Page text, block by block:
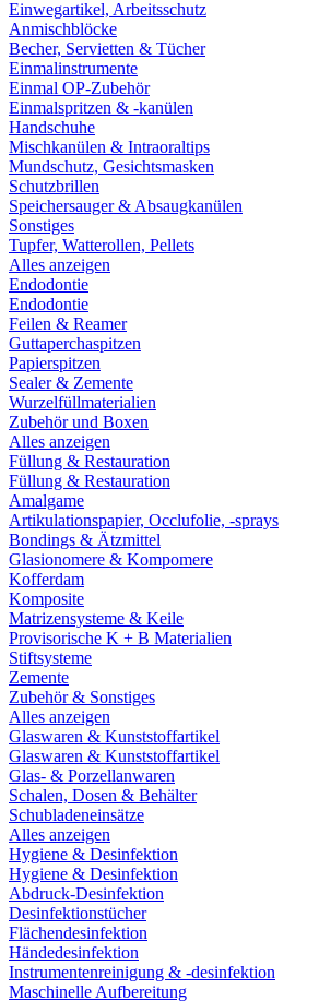
Einwegartikel, Arbeitsschutz
Anmischblöcke
Becher, Servietten & Tücher
Einmalinstrumente
Einmal OP-Zubehör
Einmalspritzen & -kanülen
Handschuhe
Mischkanülen & Intraoraltips
Mundschutz, Gesichtsmasken
Schutzbrillen
Speichersauger & Absaugkanülen
Sonstiges
Tupfer, Watterollen, Pellets
Alles anzeigen
Endodontie
Endodontie
Feilen & Reamer
Guttaperchaspitzen
Papierspitzen
Sealer & Zemente
Wurzelfüllmaterialien
Zubehör und Boxen
Alles anzeigen
Füllung & Restauration
Füllung & Restauration
Amalgame
Artikulationspapier, Occlufolie, -sprays
Bondings & Ätzmittel
Glasionomere & Kompomere
Kofferdam
Komposite
Matrizensysteme & Keile
Provisorische K + B Materialien
Stiftsysteme
Zemente
Zubehör & Sonstiges
Alles anzeigen
Glaswaren & Kunststoffartikel
Glaswaren & Kunststoffartikel
Glas- & Porzellanwaren
Schalen, Dosen & Behälter
Schubladeneinsätze
Alles anzeigen
Hygiene & Desinfektion
Hygiene & Desinfektion
Abdruck-Desinfektion
Desinfektionstücher
Flächendesinfektion
Händedesinfektion
Instrumentenreinigung & -desinfektion
Maschinelle Aufbereitung